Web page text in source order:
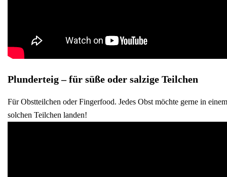
Plunderteig – für süße oder salzige Teilchen
Für Obstteilchen oder Fingerfood. Jedes Obst möchte gerne in einem
solchen Teilchen landen!